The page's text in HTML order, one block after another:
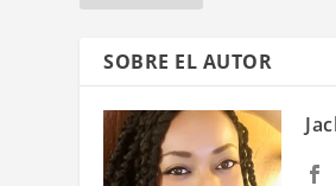
SOBRE EL AUTOR